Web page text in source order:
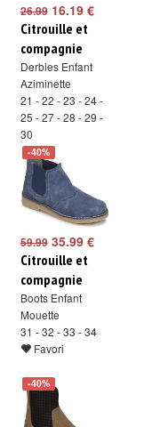
26.9916.19 €
Citrouille et
compagnie
Derbies Enfant
Aziminette
21 - 22 - 23 - 24 -
25 - 27 - 28 - 29 -
30
Favori
-40%
59.9935.99 €
Citrouille et
compagnie
Boots Enfant
Mouette
31 - 32 - 33 - 34
Favori
-40%